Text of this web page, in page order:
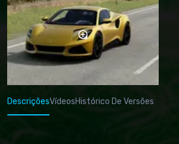
DescriçõesVídeosHistórico De Versões